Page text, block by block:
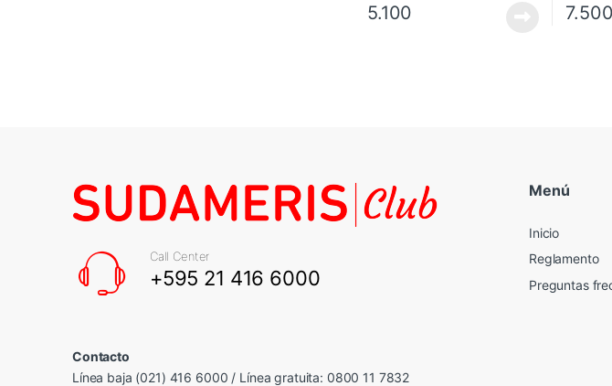
5.100 7.500
Call Center
+595 21 416 6000
Contacto
Línea baja (021) 416 6000 / Línea gratuita: 0800 11 7832
Menú
Inicio
Reglamento
Preguntas